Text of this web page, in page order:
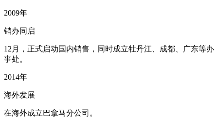
2009年
销办同启
12月，正式启动国内销售，同时成立牡丹江、成都、广东等办
事处。
2014年
海外发展
在海外成立巴拿马分公司。